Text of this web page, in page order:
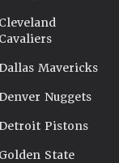
Cleveland
Cavaliers
Dallas Mavericks
Denver Nuggets
Detroit Pistons
Golden State